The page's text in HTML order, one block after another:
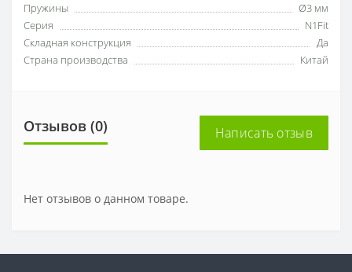
Пружины
Ø3 мм
Серия
N1Fit
Складная конструкция
Да
Страна производства
Китай
Отзывов (0) Написать отзыв
Нет отзывов о данном товаре.